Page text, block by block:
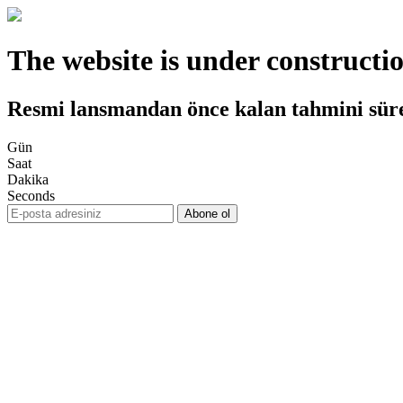
The website is under
Resmi lansmandan önce kalan tahmini
Gün
Saat
Dakika
Seconds